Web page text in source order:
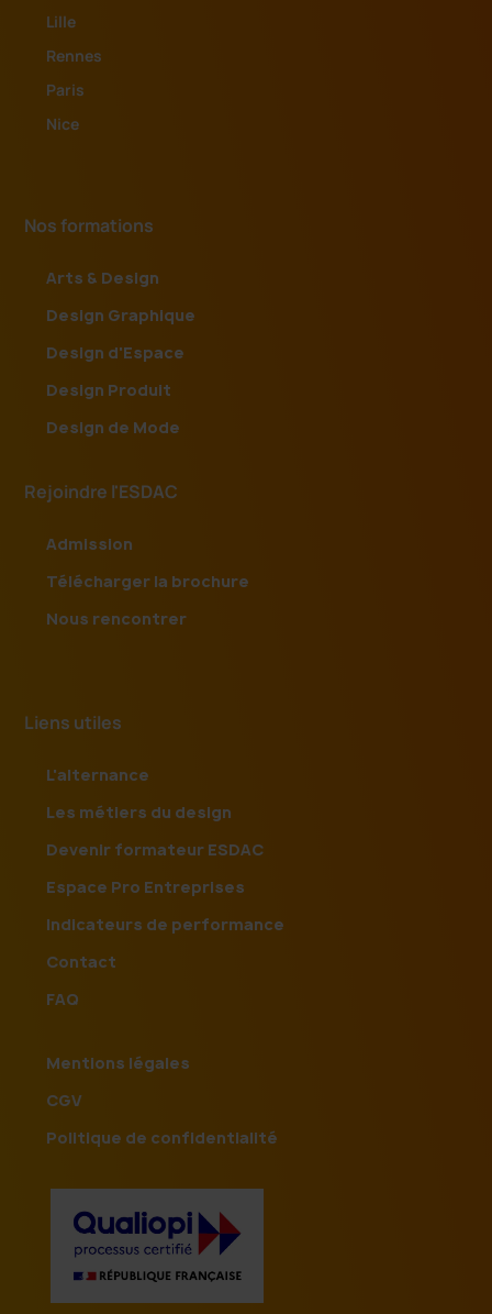
Lille
Rennes
Paris
Nice
Nos formations
Arts & Design
Design Graphique
Design d'Espace
Design Produit
Design de Mode
Rejoindre l'ESDAC
Admission
Télécharger la brochure
Nous rencontrer
Liens utiles
L'alternance
Les métiers du design
Devenir formateur ESDAC
Espace Pro Entreprises
Indicateurs de performance
Contact
FAQ
Mentions légales
CGV
Politique de confidentialité